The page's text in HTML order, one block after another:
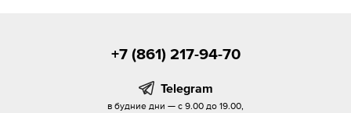
+7 (861) 217-94-70
Telegram
в будние дни — с 9.00 до 19.00,